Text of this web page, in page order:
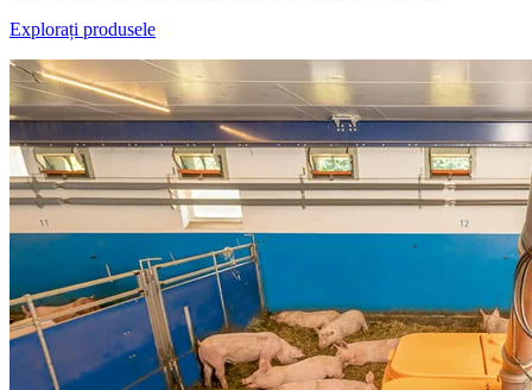
Explorați produsele